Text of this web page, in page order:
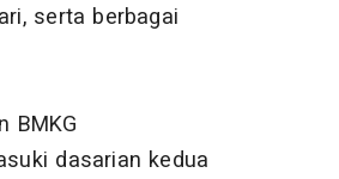
serta berbagai
BMKG
dasarian kedua